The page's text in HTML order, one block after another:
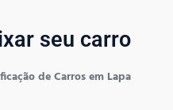
seu carro
de Carros em Lapa